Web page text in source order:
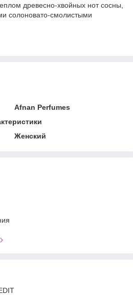
древесно-хвойных нот сосны,
солоновато-смолистыми
Afnan Perfumes
Женский